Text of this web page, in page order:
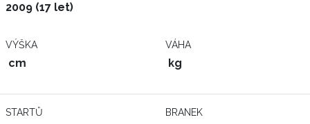
2009 (17 let)
VÝŠKA
cm
VÁHA
kg
STARTŮ BRANEK